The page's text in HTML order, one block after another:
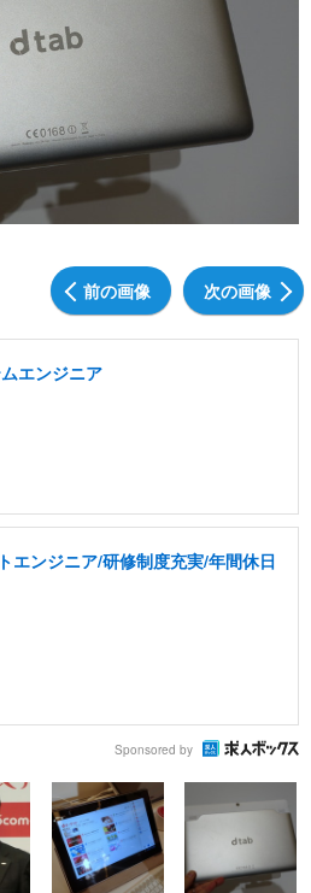
前の画像 次の画像
エンジニア
エンジニア/研修制度充実/年間休日
Sponsored by